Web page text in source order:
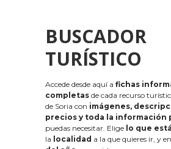
BUSCADOR
TURÍSTICO
Accede desde aquí a fichas
completas de cada recurso
de Soria con imágenes,
precios y toda la información
puedas necesitar. Elige lo que
la localidad a la que quieres ir, y